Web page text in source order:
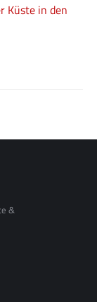
Küste in den
&